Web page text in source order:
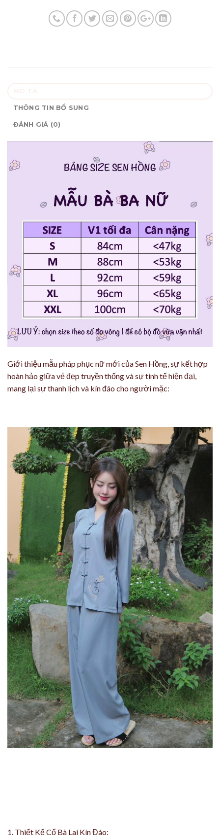
THÔNG TIN BỔ SUNG
ĐÁNH GIÁ (0)
Giới thiệu mẫu pháp phục nữ mới của Sen Hồng, sự kết hợp
hoàn hảo giữa vẻ đẹp truyền thống và sự tinh tế hiện đại,
mang lại sự thanh lịch và kín đáo cho người mặc:
1. Thiết Kế Cổ Bà Lai Kín Đáo: